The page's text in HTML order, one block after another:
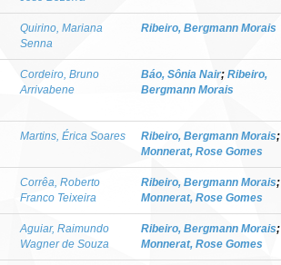
Quirino, Mariana
Senna
Ribeiro, Bergmann Morais
Cordeiro, Bruno
Arrivabene
Báo, Sônia Nair; Ribeiro,
Bergmann Morais
Martins, Érica Soares Ribeiro, Bergmann Morais;
Monnerat, Rose Gomes
Corrêa, Roberto
Franco Teixeira
Ribeiro, Bergmann Morais;
Monnerat, Rose Gomes
Aguiar, Raimundo
Wagner de Souza
Ribeiro, Bergmann Morais;
Monnerat, Rose Gomes